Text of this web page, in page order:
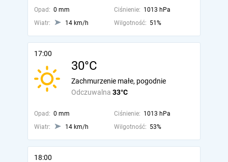
Opad: 0 mm Ciśnienie: 1013 hPa
Wiatr:
14 km/h Wilgotność: 51%
17:00
30°C
Odczuwalna 33°C
Zachmurzenie małe, pogodnie
Opad: 0 mm Ciśnienie: 1013 hPa
Wiatr:
14 km/h Wilgotność: 53%
18:00